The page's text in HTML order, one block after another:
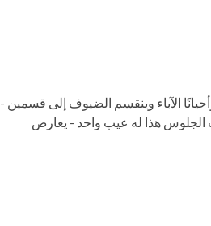
الآباء وينقسم الضيوف إلى قسمين -
الجلوس هذا له عيب واحد - يعارض